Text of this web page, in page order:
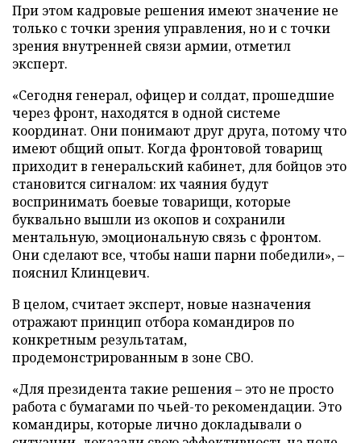
При этом кадровые решения имеют значение не
только с точки зрения управления, но и с точки
зрения внутренней связи армии, отметил
эксперт.
«Сегодня генерал, офицер и солдат, прошедшие
через фронт, находятся в одной системе
координат. Они понимают друг друга, потому что
имеют общий опыт. Когда фронтовой товарищ
приходит в генеральский кабинет, для бойцов это
становится сигналом: их чаяния будут
воспринимать боевые товарищи, которые
буквально вышли из окопов и сохранили
ментальную, эмоциональную связь с фронтом.
Они сделают все, чтобы наши парни победили», –
пояснил Клинцевич.
В целом, считает эксперт, новые назначения
отражают принцип отбора командиров по
конкретным результатам,
продемонстрированным в зоне СВО.
«Для президента такие решения – это не просто
работа с бумагами по чьей-то рекомендации. Это
командиры, которые лично докладывали о